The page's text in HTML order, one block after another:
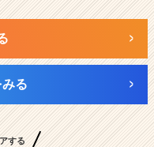
る
する